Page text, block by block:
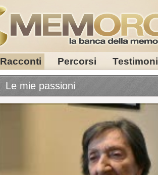
Racconti Percorsi Testimoni
Le mie passioni